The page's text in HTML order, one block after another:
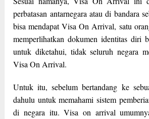
perbatasan antarnegara atau di bandara
bisa mendapat Visa On Arrival, satu
memperlihatkan dokumen identitas diri
untuk diketahui, tidak seluruh negara
Visa On Arrival.
Untuk itu, sebelum bertandang ke
dahulu untuk memahami sistem
di negara itu. Visa on arrival